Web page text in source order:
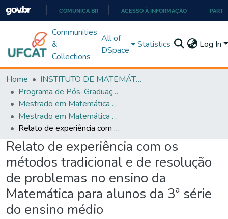
PARA
O
COMUNICA BR ACESSO À INFORMAÇÃO
Communities
&
Collections
All of
DSpace
Statistics Log In
Home
INSTITUTO DE MATEMÁTICA E TECNOLOGIA
Programa de Pós-Graduação em Matemática (PROFMAT)
Mestrado em Matemática em Rede Nacional - PROFMAT
Mestrado em Matemática em Rede Nacional - PROFMAT
Relato de experiência com os métodos tradicional e de resolução de problemas no ensino da Matemática para alunos da 3ª série do ensino médio
Relato de experiência com os
métodos tradicional e de resolução
de problemas no ensino da
Matemática para alunos da 3ª série
do ensino médio